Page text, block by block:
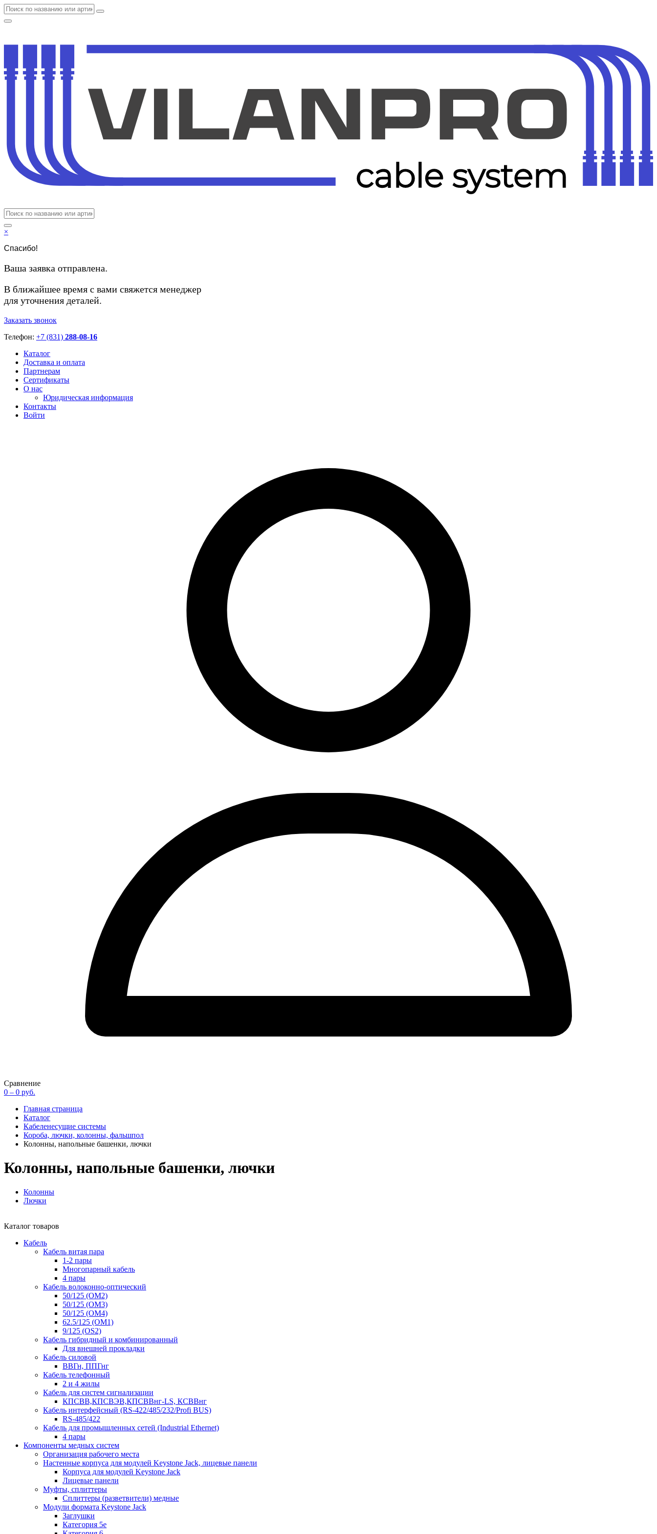
×
Спасибо!
Ваша заявка отправлена.
В ближайшее время с вами свяжется менеджер
для уточнения деталей.
Заказать звонок
Телефон: +7 (831) 288-08-16
Каталог
Доставка и оплата
Партнерам
Сертификаты
О нас
Юридическая информация
Контакты
Войти
Сравнение
0 – 0 руб.
Главная страница
Каталог
Кабеленесущие системы
Короба, лючки, колонны, фальшпол
Колонны, напольные башенки, лючки
Колонны, напольные башенки, лючки
Колонны
Лючки
Каталог товаров
Кабель
Кабель витая пара
1-2 пары
Многопарный кабель
4 пары
Кабель волоконно-оптический
50/125 (OM2)
50/125 (OM3)
50/125 (OM4)
62.5/125 (OM1)
9/125 (OS2)
Кабель гибридный и комбинированный
Для внешней прокладки
Кабель силовой
ВВГн, ППГнг
Кабель телефонный
2 и 4 жилы
Кабель для систем сигнализации
КПСВВ,КПСВЭВ,КПСВВнг-LS, КСВВнг
Кабель интерфейсный (RS-422/485/232/Profi BUS)
RS-485/422
Кабель для промышленных сетей (Industrial Ethernet)
4 пары
Компоненты медных систем
Организация рабочего места
Настенные корпуса для модулей Keystone Jack, лицевые панели
Корпуса для модулей Keystone Jack
Лицевые панели
Муфты, сплиттеры
Сплиттеры (разветвители) медные
Модули формата Keystone Jack
Заглушки
Категория 5е